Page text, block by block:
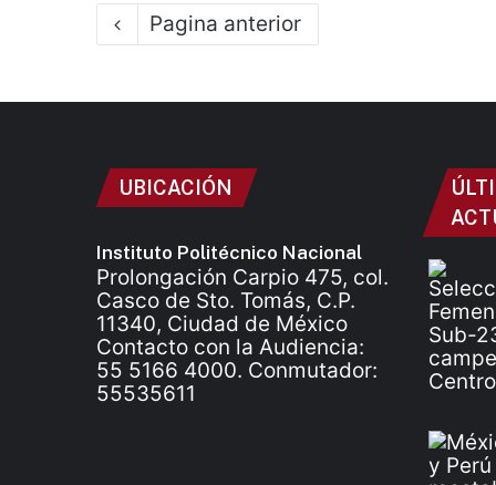
Pagina anterior
UBICACIÓN
Instituto Politécnico Nacional
Prolongación Carpio 475, col.
Casco de Sto. Tomás, C.P.
11340, Ciudad de México
Contacto con la Audiencia:
55 5166 4000. Conmutador:
55535611